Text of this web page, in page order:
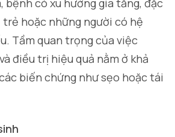
bệnh có xu hướng gia tăng, đặc
hoặc những người có hệ
Tầm quan trọng của việc
điều trị hiệu quả nằm ở khả
biến chứng như sẹo hoặc tái